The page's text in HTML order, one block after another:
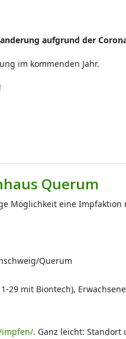
aufgrund der
im kommenden Jahr.
Querum
Möglichkeit eine
Querum
29 mit Biontech),
impfen/. Ganz leicht: